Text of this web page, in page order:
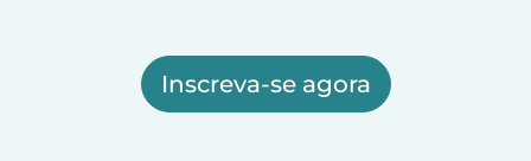
Inscreva-se agora